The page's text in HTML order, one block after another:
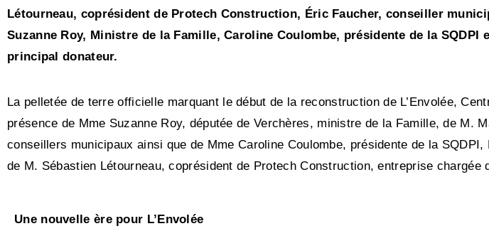
Létourneau, coprésident de Protech Construction, Éric Faucher, conseiller
Suzanne Roy, Ministre de la Famille, Caroline Coulombe, présidente de la SQDPI
principal donateur.
La pelletée de terre officielle marquant le début de la reconstruction de L’Envolée,
présence de Mme Suzanne Roy, députée de Verchères, ministre de la Famille, de M.
conseillers municipaux ainsi que de Mme Caroline Coulombe, présidente de la
de M. Sébastien Létourneau, coprésident de Protech Construction, entreprise
Une nouvelle ère pour L’Envolée